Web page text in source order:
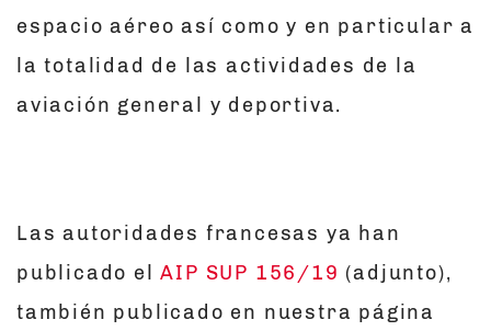
espacio aéreo así como y en particular a
la totalidad de las actividades de la
aviación general y deportiva.
Las autoridades francesas ya han
publicado elAIP SUP 156/19 (adjunto),
también publicado en nuestra página